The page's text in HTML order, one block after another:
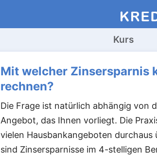
Kurs
Mit welcher Zinsersparnis
rechnen?
Die Frage ist natürlich abhängig von
Angebot, das Ihnen vorliegt. Die
vielen Hausbankangeboten
sind Zinsersparnisse im 4-stelligen